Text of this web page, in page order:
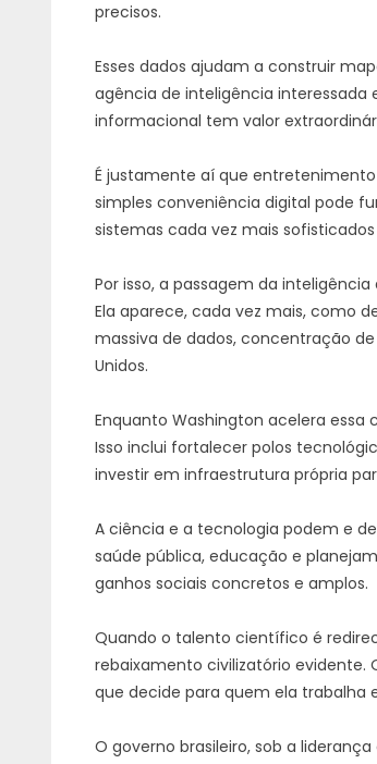
precisos.
Esses dados ajudam a construir
agência de inteligência interessada
informacional tem valor
É justamente aí que
simples conveniência digital pode
sistemas cada vez mais
Por isso, a passagem da
Ela aparece, cada vez mais, como
massiva de dados, concentração
Unidos.
Enquanto Washington acelera essa
Isso inclui fortalecer polos
investir em infraestrutura própria
A ciência e a tecnologia podem e
saúde pública, educação e
ganhos sociais concretos e amplos.
Quando o talento científico é
rebaixamento civilizatório
que decide para quem ela trabalha
O governo brasileiro, sob a